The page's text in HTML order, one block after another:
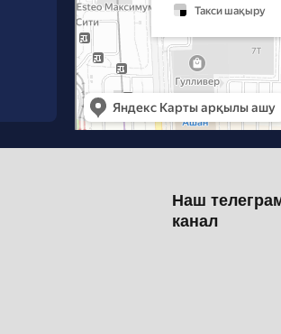
Наш
канал